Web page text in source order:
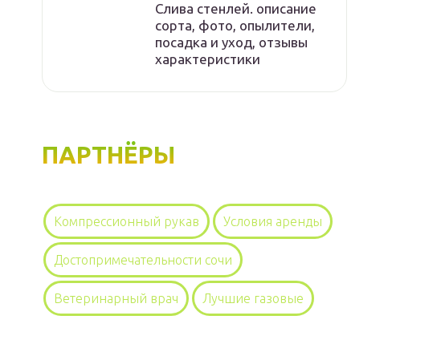
Слива стенлей. описание
сорта, фото, опылители,
посадка и уход, отзывы
характеристики
ПАРТНЁРЫ
Компрессионный рукав Условия аренды
Достопримечательности сочи
Ветеринарный врач Лучшие газовые